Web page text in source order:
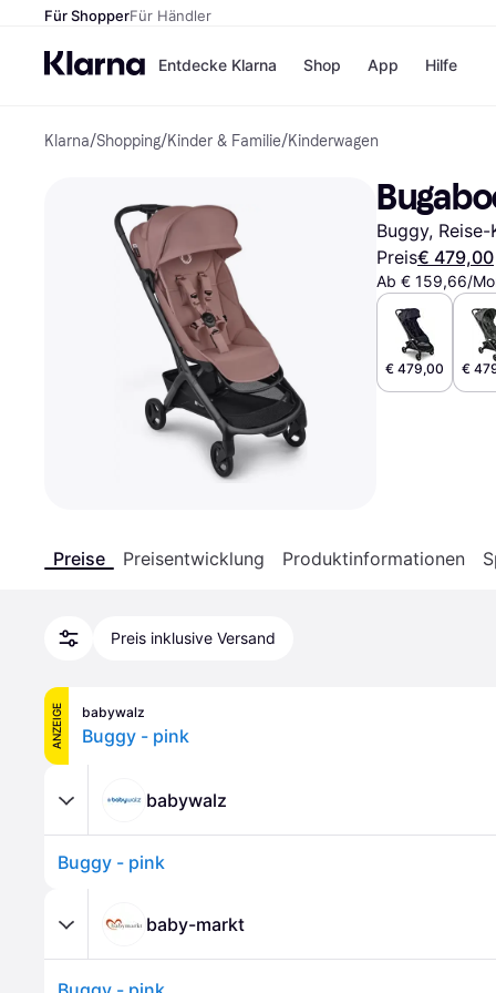
Für ShopperFür Händler
Entdecke Klarna
Zahlungsmethoden
Sofort bezahlen
Bezahle in 3
Teilzahlungen
Bezahle in bis zu 30
Ratenzahlung
Shop
H&M
Temu
Alle Shops
App Hilfe
Klarna/Shopping/Kinder & Familie/Kinderwagen
Buggy,
Preis€ 479,00
Ab € 159,66/
€ 479,00 €
Preise Preisentwicklung Produktinformationen
Preis inklusive Versand
ANZEIGE babywalz
Buggy - pink
babywalz
Buggy - pink
baby-markt